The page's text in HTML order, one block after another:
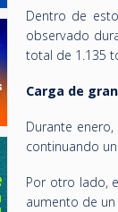
Dentro de
observado
total de 1.135
Carga de
Durante
continuando
Por otro lado,
aumento de